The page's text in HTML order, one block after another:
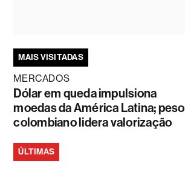
MAIS VISITADAS
MERCADOS
Dólar em queda impulsiona
moedas da América Latina; peso
colombiano lidera valorização
ÚLTIMAS